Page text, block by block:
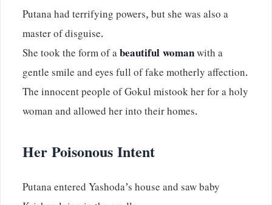
Putana had terrifying powers, but she was also a
master of disguise.
She took the form of abeautiful womanwith a
gentle smile and eyes full of fake motherly affection.
The innocent people of Gokul mistook her for a holy
woman and allowed her into their homes.
Her Poisonous Intent
Putana entered Yashoda’s house and saw baby